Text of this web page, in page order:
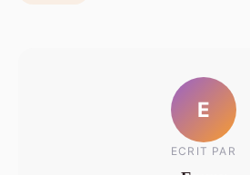
E
ECRIT PAR